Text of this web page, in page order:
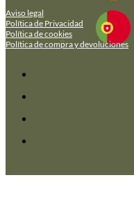
Aviso legal
Política de Privacidad
Política de cookies
Política de compra y devoluciones